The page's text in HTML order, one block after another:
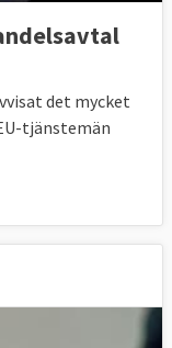
det mycket
tjänstemän